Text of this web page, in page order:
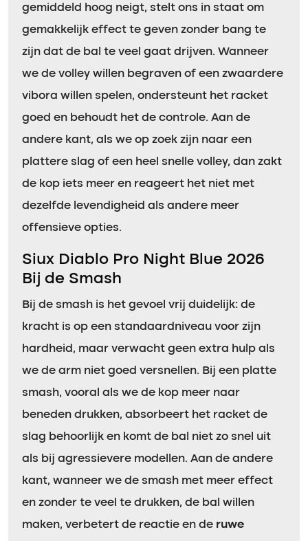
gemiddeld hoog neigt, stelt ons in staat om
gemakkelijk effect te geven zonder bang te
zijn dat de bal te veel gaat drijven. Wanneer
we de volley willen begraven of een zwaardere
vibora willen spelen, ondersteunt het racket
goed en behoudt het de controle. Aan de
andere kant, als we op zoek zijn naar een
plattere slag of een heel snelle volley, dan zakt
de kop iets meer en reageert het niet met
dezelfde levendigheid als andere meer
offensieve opties.
Siux Diablo Pro Night Blue 2026
Bij de Smash
Bij de smash is het gevoel vrij duidelijk: de
kracht is op een standaardniveau voor zijn
hardheid, maar verwacht geen extra hulp als
we de arm niet goed versnellen. Bij een platte
smash, vooral als we de kop meer naar
beneden drukken, absorbeert het racket de
slag behoorlijk en komt de bal niet zo snel uit
als bij agressievere modellen. Aan de andere
kant, wanneer we de smash met meer effect
en zonder te veel te drukken, de bal willen
maken, verbetert de reactie en de ruwe